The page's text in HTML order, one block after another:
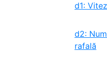
d1:
d2:
rafală